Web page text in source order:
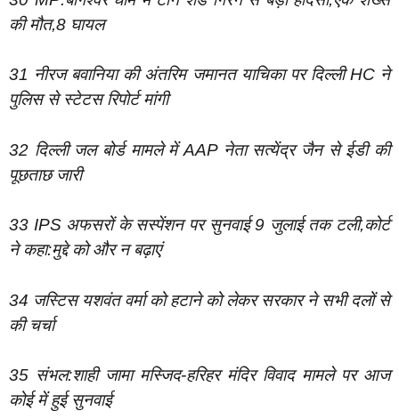
की मौत,8 घायल
31 नीरज बवानिया की अंतरिम जमानत याचिका पर दिल्ली HC ने
पुलिस से स्टेटस रिपोर्ट मांगी
32 दिल्ली जल बोर्ड मामले में AAP नेता सत्येंद्र जैन से ईडी की
पूछताछ जारी
33 IPS अफसरों के सस्पेंशन पर सुनवाई 9 जुलाई तक टली,कोर्ट
ने कहा:मुद्दे को और न बढ़ाएं
34 जस्टिस यशवंत वर्मा को हटाने को लेकर सरकार ने सभी दलों से
की चर्चा
35 संभल:शाही जामा मस्जिद-हरिहर मंदिर विवाद मामले पर आज
कोई में हुई सुनवाई